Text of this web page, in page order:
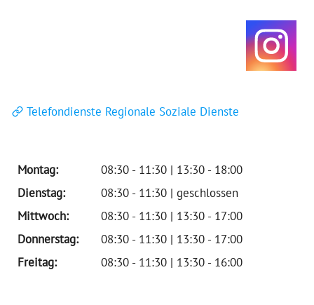
Telefondienste Regionale Soziale Dienste
Montag:
08:30 - 11:30 | 13:30 - 18:00
Dienstag:
08:30 - 11:30 | geschlossen
Mittwoch:
08:30 - 11:30 | 13:30 - 17:00
Donnerstag:
08:30 - 11:30 | 13:30 - 17:00
Freitag:
08:30 - 11:30 | 13:30 - 16:00